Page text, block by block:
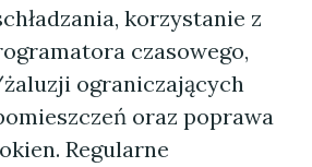
korzystanie z
czasowego,
ograniczających
oraz poprawa
Regularne